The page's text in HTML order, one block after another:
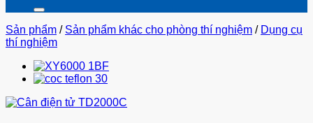
Sản phẩm / Sản phẩm khác cho phòng thí nghiệm / Dụng cụ
thí nghiệm